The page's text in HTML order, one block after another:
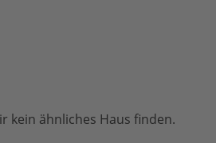
kein ähnliches Haus finden.